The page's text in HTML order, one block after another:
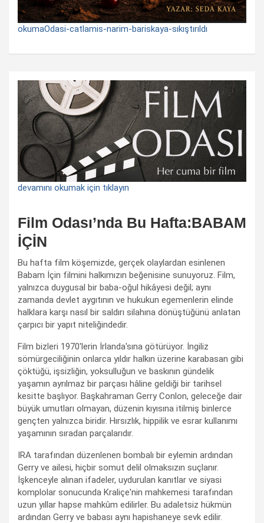
okumaOdasi-catlamis-narim-bariskaya-sıkıştırıldı
devamını okumak için tıklayın
Film Odası’nda Bu Hafta:BABAM
İÇİN
Bu hafta film köşemizde, gerçek olaylardan esinlenen
Babam İçin filmini halkımızın beğenisine sunuyoruz. Film,
yalnızca duygusal bir baba-oğul hikâyesi değil; aynı
zamanda devlet aygıtının ve hukukun egemenlerin elinde
halklara karşı nasıl bir saldırı silahına dönüştüğünü anlatan
çarpıcı bir yapıt niteliğindedir.
Film bizleri 1970'lerin İrlanda'sına götürüyor. İngiliz
sömürgeciliğinin onlarca yıldır halkın üzerine karabasan gibi
çöktüğü, işsizliğin, yoksulluğun ve baskının gündelik
yaşamın ayrılmaz bir parçası hâline geldiği bir tarihsel
kesitte başlıyor. Başkahraman Gerry Conlon, geleceğe dair
büyük umutları olmayan, düzenin kıyısına itilmiş binlerce
gençten yalnızca biridir. Hırsızlık, hippilik ve esrar kullanımı
yaşamının sıradan parçalarıdır.
IRA tarafından düzenlenen bombalı bir eylemin ardından
Gerry ve ailesi, hiçbir somut delil olmaksızın suçlanır.
İşkenceyle alınan ifadeler, uydurulan kanıtlar ve siyasi
komplolar sonucunda Kraliçe'nin mahkemesi tarafından
uzun yıllar hapse mahkûm edilirler. Bu adaletsiz hükmün
ardından Gerry ve babası aynı hapishaneye sevk edilir.